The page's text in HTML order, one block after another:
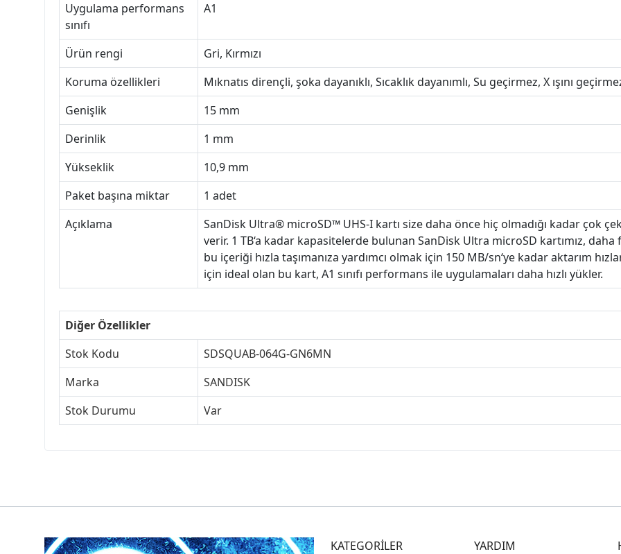
Uygulama performans
sınıfı
A1
Ürün rengi
Gri, Kırmızı
Koruma özellikleri
Mıknatıs dirençli, şoka dayanıklı, Sıcaklık dayanımlı, Su geçirmez, X ışını
Genişlik
15 mm
Derinlik
1 mm
Yükseklik
10,9 mm
Paket başına miktar
1 adet
Açıklama
SanDisk Ultra® microSD™ UHS-I kartı size daha önce hiç olmadığı kadar çok
verir. 1 TB‘a kadar kapasitelerde bulunan SanDisk Ultra microSD kartımız,
bu içeriği hızla taşımanıza yardımcı olmak için 150 MB/sn‘ye kadar aktarım
için ideal olan bu kart, A1 sınıfı performans ile uygulamaları daha hızlı yükler.
Diğer Özellikler
Stok Kodu
SDSQUAB-064G-GN6MN
Marka
SANDISK
Stok Durumu
Var
KATEGORİLER YARDIM